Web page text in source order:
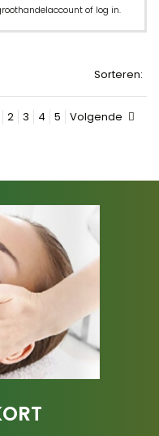
of log in.
Sorteren:
2 3 4 5 Volgende